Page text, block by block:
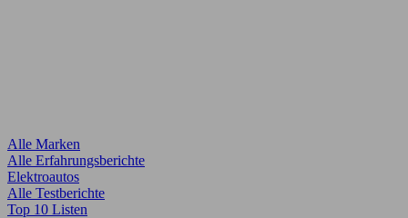
Alle Marken
Alle Erfahrungsberichte
Elektroautos
Alle Testberichte
Top 10 Listen